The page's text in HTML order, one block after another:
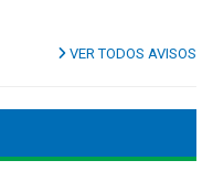
VER TODOS AVISOS